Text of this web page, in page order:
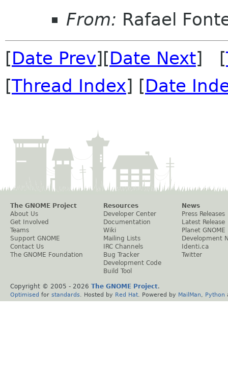
From: Rafael
[Date Prev][Date Next] [
[Thread Index] [Date
The GNOME Project
About Us
Get Involved
Teams
Support GNOME
Contact Us
The GNOME Foundation
Resources
Developer Center
Documentation
Wiki
Mailing Lists
IRC Channels
Bug Tracker
Development Code
Build Tool
News
Press Releases
Latest Release
Planet GNOME
Development
Identi.ca
Twitter
Copyright © 2005 - 2026 The GNOME Project.
Optimised for standards . Hosted by Red Hat . Powered by MailMan Python